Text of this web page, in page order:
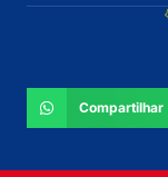
Compartilhar